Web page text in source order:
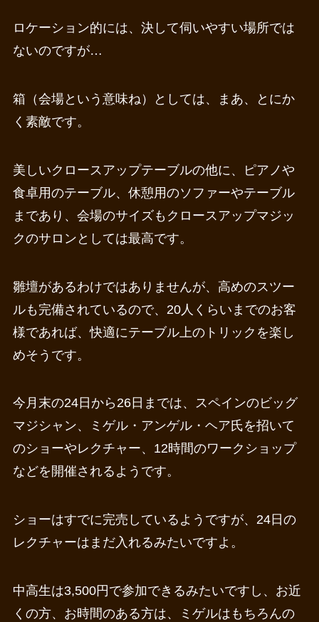
ロケーション的には、決して伺いやすい場所では
ないのですが…
箱（会場という意味ね）としては、まあ、とにか
く素敵です。
美しいクロースアップテーブルの他に、ピアノや
食卓用のテーブル、休憩用のソファーやテーブル
まであり、会場のサイズもクロースアップマジッ
クのサロンとしては最高です。
雛壇があるわけではありませんが、高めのスツー
ルも完備されているので、20人くらいまでのお客
様であれば、快適にテーブル上のトリックを楽し
めそうです。
今月末の24日から26日までは、スペインのビッグ
マジシャン、ミゲル・アンゲル・ヘア氏を招いて
のショーやレクチャー、12時間のワークショップ
などを開催されるようです。
ショーはすでに完売しているようですが、24日の
レクチャーはまだ入れるみたいですよ。
中高生は3,500円で参加できるみたいですし、お近
くの方、お時間のある方は、ミゲルはもちろんの